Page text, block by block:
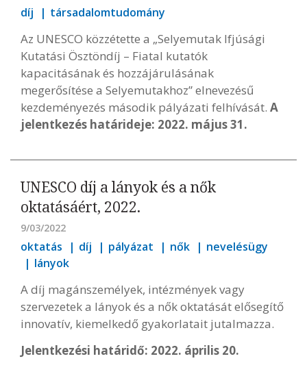
díj társadalomtudomány
Az UNESCO közzétette a „Selyemutak Ifjúsági
Kutatási Ösztöndíj – Fiatal kutatók
kapacitásának és hozzájárulásának
megerősítése a Selyemutakhoz” elnevezésű
kezdeményezés második pályázati felhívását. A
jelentkezés határideje: 2022. május 31.
UNESCO díj a lányok és a nők
oktatásáért, 2022.
9/03/2022
oktatás díj pályázat nők
nevelésügy
lányok
A díj magánszemélyek, intézmények vagy
szervezetek a lányok és a nők oktatását elősegítő
innovatív, kiemelkedő gyakorlatait jutalmazza.
Jelentkezési határidő: 2022. április 20.